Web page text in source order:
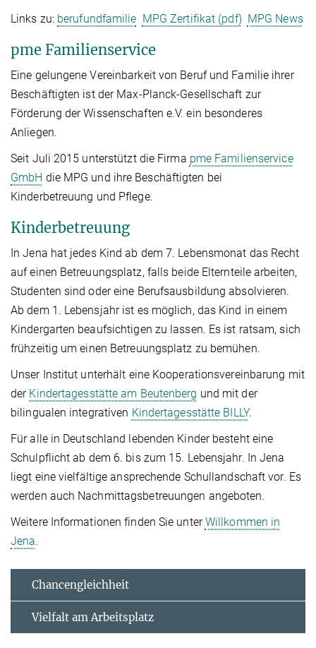
Links zu: berufundfamilie MPG Zertifikat (pdf) MPG News
pme Familienservice
Eine gelungene Vereinbarkeit von Beruf und Familie ihrer
Beschäftigten ist der Max-Planck-Gesellschaft zur
Förderung der Wissenschaften e.V. ein besonderes
Anliegen.
Seit Juli 2015 unterstützt die Firma pme Familienservice
GmbH die MPG und ihre Beschäftigten bei
Kinderbetreuung und Pflege.
Kinderbetreuung
In Jena hat jedes Kind ab dem 7. Lebensmonat das Recht
auf einen Betreuungsplatz, falls beide Elternteile arbeiten,
Studenten sind oder eine Berufsausbildung absolvieren.
Ab dem 1. Lebensjahr ist es möglich, das Kind in einem
Kindergarten beaufsichtigen zu lassen. Es ist ratsam, sich
frühzeitig um einen Betreuungsplatz zu bemühen.
Unser Institut unterhält eine Kooperationsvereinbarung mit
der Kindertagesstätte am Beutenberg und mit der
bilingualen integrativen Kindertagesstätte BILLY.
Für alle in Deutschland lebenden Kinder besteht eine
Schulpflicht ab dem 6. bis zum 15. Lebensjahr. In Jena
liegt eine vielfältige ansprechende Schullandschaft vor. Es
werden auch Nachmittagsbetreuungen angeboten.
Weitere Informationen finden Sie unterWillkommen in
Jena.
Chancengleichheit
Vielfalt am Arbeitsplatz